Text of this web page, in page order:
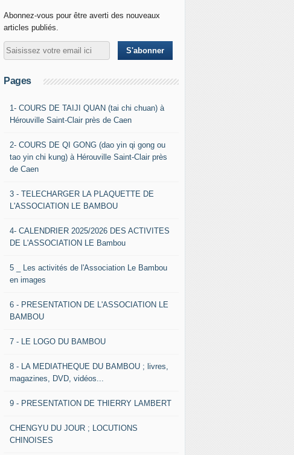
Abonnez-vous pour être averti des nouveaux
articles publiés.
Pages
1- COURS DE TAIJI QUAN (tai chi chuan) à
Hérouville Saint-Clair près de Caen
2- COURS DE QI GONG (dao yin qi gong ou
tao yin chi kung) à Hérouville Saint-Clair près
de Caen
3 - TELECHARGER LA PLAQUETTE DE
L'ASSOCIATION LE BAMBOU
4- CALENDRIER 2025/2026 DES ACTIVITES
DE L'ASSOCIATION LE Bambou
5 _ Les activités de l'Association Le Bambou
en images
6 - PRESENTATION DE L'ASSOCIATION LE
BAMBOU
7 - LE LOGO DU BAMBOU
8 - LA MEDIATHEQUE DU BAMBOU ; livres,
magazines, DVD, vidéos...
9 - PRESENTATION DE THIERRY LAMBERT
CHENGYU DU JOUR ; LOCUTIONS
CHINOISES